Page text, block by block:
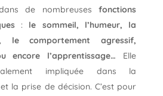
de nombreuses fonctions
: le sommeil, l’humeur, la
le comportement agressif,
encore l’apprentissage… Elle
impliquée dans la
la prise de décision. C’est pour